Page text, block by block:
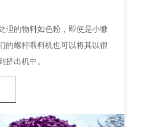
理的物料如色粉，即使是小微
的螺杆喂料机也可以将其以很
挤出机中。